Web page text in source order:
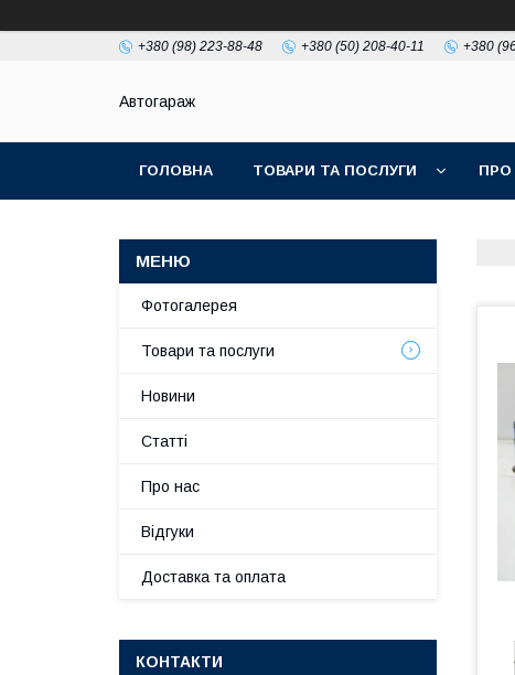
+380 (98) 223-88-48 +380 (50) 208-40-11 +380
Автогараж
ГОЛОВНА ТОВАРИ ТА ПОСЛУГИ ПРО
Фотогалерея
Товари та послуги
Новини
Статті
Про нас
Відгуки
Доставка та оплата
КОНТАКТИ